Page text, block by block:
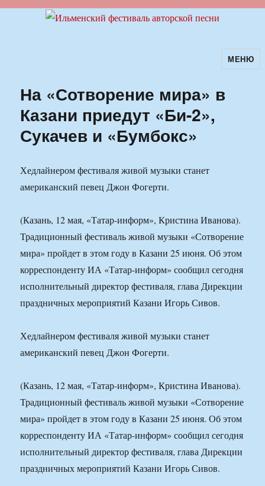
Ильменский фестиваль авторскойМЕНЮ
На «Сотворение мира» в
Казани приедут «Би-2»,
Сукачев и «Бумбокс»
Хедлайнером фестиваля живой музыки станет
американский певец Джон Фогерти.
(Казань, 12 мая, «Татар-информ», Кристина Иванова).
Традиционный фестиваль живой музыки «Сотворение
мира» пройдет в этом году в Казани 25 июня. Об этом
корреспонденту ИА «Татар-информ» сообщил сегодня
исполнительный директор фестиваля, глава Дирекции
праздничных мероприятий Казани Игорь Сивов.
Хедлайнером фестиваля живой музыки станет
американский певец Джон Фогерти.
(Казань, 12 мая, «Татар-информ», Кристина Иванова).
Традиционный фестиваль живой музыки «Сотворение
мира» пройдет в этом году в Казани 25 июня. Об этом
корреспонденту ИА «Татар-информ» сообщил сегодня
исполнительный директор фестиваля, глава Дирекции
праздничных мероприятий Казани Игорь Сивов.